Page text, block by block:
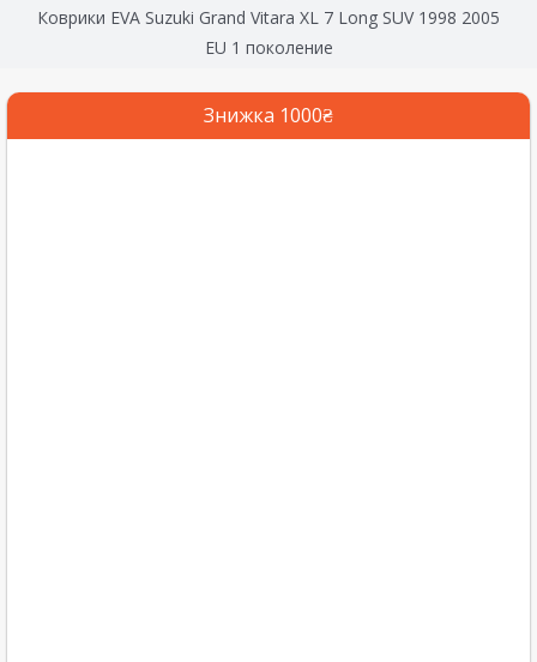
Коврики EVA Suzuki Grand Vitara XL 7 Long SUV 1998 2005
EU 1 поколение
Знижка 1000₴